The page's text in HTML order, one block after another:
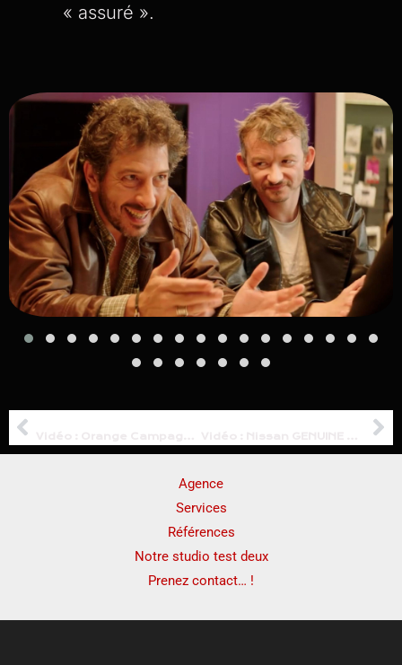
« assuré ».
Précédent
Agence
Services
Références
Notre studio test deux
Prenez contact… !